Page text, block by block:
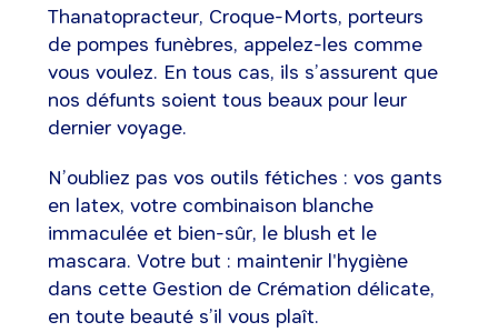
Thanatopracteur, Croque-Morts, porteurs
de pompes funèbres, appelez-les comme
vous voulez. En tous cas, ils s’assurent que
nos défunts soient tous beaux pour leur
dernier voyage.
N’oubliez pas vos outils fétiches : vos gants
en latex, votre combinaison blanche
immaculée et bien-sûr, le blush et le
mascara. Votre but : maintenir l'hygiène
dans cette Gestion de Crémation délicate,
en toute beauté s’il vous plaît.